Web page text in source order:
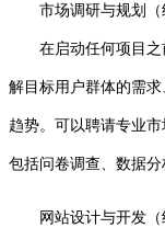
市场调研与规划（
在启动任何项目之
解目标用户群体的需
趋势。可以聘请专业市
包括问卷调查、数据分
网站设计与开发（